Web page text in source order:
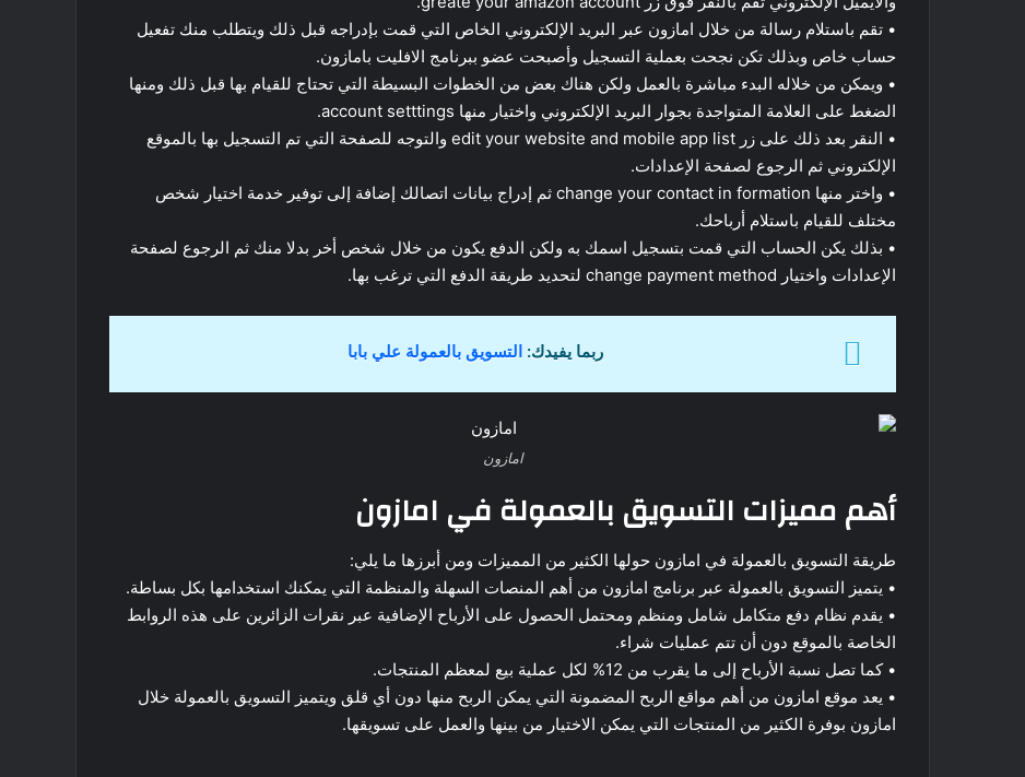
• تقم باستلام رسالة من خلال امازون عبر البريد الإلكتروني الخاص التي قمت بإدراجه قبل ذلك ويتطلب منك تفعيل
حساب خاص وبذلك تكن نجحت بعملية التسجيل وأصبحت عضو ببرنامج الافليت بامازون.
• ويمكن من خلاله البدء مباشرة بالعمل ولكن هناك بعض من الخطوات البسيطة التي تحتاج للقيام بها قبل ذلك ومنها
الضغط على العلامة المتواجدة بجوار البريد الإلكتروني واختيار منها account setttings.
• النقر بعد ذلك على زر edit your website and mobile app list والتوجه للصفحة التي تم التسجيل بها بالموقع
الإلكتروني ثم الرجوع لصفحة الإعدادات.
• واختر منها change your contact in formation ثم إدراج بيانات اتصالك إضافة إلى توفير خدمة اختيار شخص
مختلف للقيام باستلام أرباحك.
• بذلك يكن الحساب التي قمت بتسجيل اسمك به ولكن الدفع يكون من خلال شخص أخر بدلا منك ثم الرجوع لصفحة
الإعدادات واختيار change payment method لتحديد طريقة الدفع التي ترغب بها.
ربما يفيدك: التسويق بالعمولة علي بابا
امازون
أهم مميزات التسويق بالعمولة في امازون
طريقة التسويق بالعمولة في امازون حولها الكثير من المميزات ومن أبرزها ما يلي:
• يتميز التسويق بالعمولة عبر برنامج امازون من أهم المنصات السهلة والمنظمة التي يمكنك استخدامها بكل بساطة.
• يقدم نظام دفع متكامل شامل ومنظم ومحتمل الحصول على الأرباح الإضافية عبر نقرات الزائرين على هذه الروابط
الخاصة بالموقع دون أن تتم عمليات شراء.
• كما تصل نسبة الأرباح إلى ما يقرب من 12% لكل عملية بيع لمعظم المنتجات.
• يعد موقع امازون من أهم مواقع الربح المضمونة التي يمكن الربح منها دون أي قلق ويتميز التسويق بالعمولة خلال
امازون بوفرة الكثير من المنتجات التي يمكن الاختيار من بينها والعمل على تسويقها.